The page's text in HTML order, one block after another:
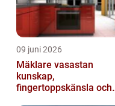
09 juni 2026
Mäklare vasastan
kunskap,
fingertoppskänsla och